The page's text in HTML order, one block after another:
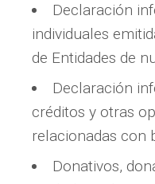
Declaración
individuales
de Entidades de
Declaración
créditos y otras
relacionadas con
Donativos,